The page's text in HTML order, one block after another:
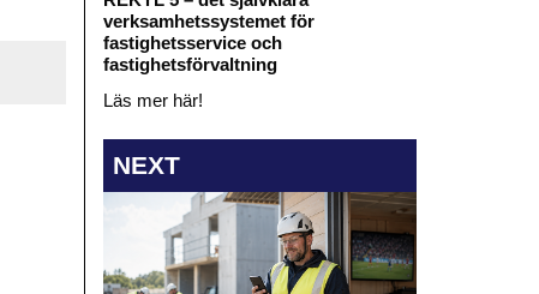
verksamhetssystemet för
fastighetsservice och
fastighetsförvaltning
Läs mer här!
NEXT